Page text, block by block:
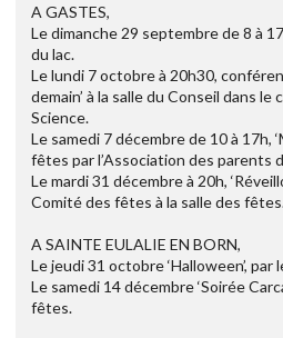
A GASTES,
Le dimanche 29 septembre de 8 à
du lac.
Le lundi 7 octobre à 20h30,
demain’ à la salle du Conseil dans le
Science.
Le samedi 7 décembre de 10 à 17h,
fêtes par l’Association des parents
Le mardi 31 décembre à 20h,
Comité des fêtes à la salle des
A SAINTE EULALIE EN BORN,
Le jeudi 31 octobre ‘Halloween’,
Le samedi 14 décembre ‘Soirée
fêtes.